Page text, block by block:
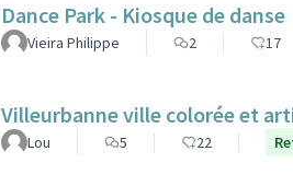
Dance Park - Kiosque de danse
Vieira Philippe 2 17
Villeurbanne ville colorée et
Lou 5 22